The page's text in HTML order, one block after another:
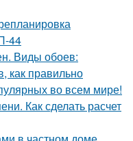
44
Виды обоев:
как правильно
во всем мире!
Как сделать расчет